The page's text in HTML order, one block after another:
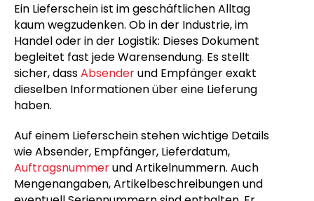
Ein Lieferschein ist im geschäftlichen Alltag
kaum wegzudenken. Ob in der Industrie, im
Handel oder in der Logistik: Dieses Dokument
begleitet fast jede Warensendung. Es stellt
sicher, dassAbsenderund Empfänger exakt
dieselben Informationen über eine Lieferung
haben.
Auf einem Lieferschein stehen wichtige Details
wie Absender, Empfänger, Lieferdatum,
Auftragsnummerund Artikelnummern. Auch
Mengenangaben, Artikelbeschreibungen und